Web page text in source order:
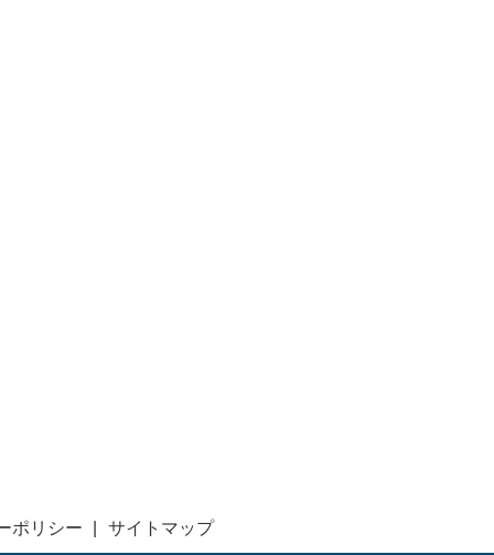
ポリシー サイトマップ